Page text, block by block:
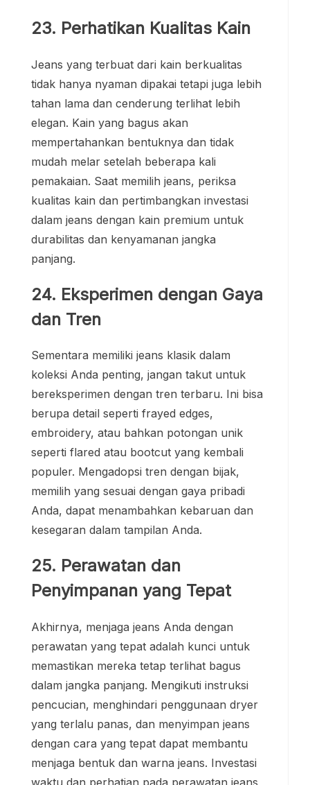
23. Perhatikan Kualitas Kain
Jeans yang terbuat dari kain berkualitas
tidak hanya nyaman dipakai tetapi juga lebih
tahan lama dan cenderung terlihat lebih
elegan. Kain yang bagus akan
mempertahankan bentuknya dan tidak
mudah melar setelah beberapa kali
pemakaian. Saat memilih jeans, periksa
kualitas kain dan pertimbangkan investasi
dalam jeans dengan kain premium untuk
durabilitas dan kenyamanan jangka
panjang.
24. Eksperimen dengan Gaya
dan Tren
Sementara memiliki jeans klasik dalam
koleksi Anda penting, jangan takut untuk
bereksperimen dengan tren terbaru. Ini bisa
berupa detail seperti frayed edges,
embroidery, atau bahkan potongan unik
seperti flared atau bootcut yang kembali
populer. Mengadopsi tren dengan bijak,
memilih yang sesuai dengan gaya pribadi
Anda, dapat menambahkan kebaruan dan
kesegaran dalam tampilan Anda.
25. Perawatan dan
Penyimpanan yang Tepat
Akhirnya, menjaga jeans Anda dengan
perawatan yang tepat adalah kunci untuk
memastikan mereka tetap terlihat bagus
dalam jangka panjang. Mengikuti instruksi
pencucian, menghindari penggunaan dryer
yang terlalu panas, dan menyimpan jeans
dengan cara yang tepat dapat membantu
menjaga bentuk dan warna jeans. Investasi